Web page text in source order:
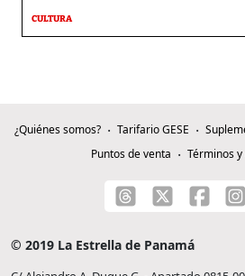
CULTURA
¿Quiénes somos? Tarifario GESE
Puntos de venta
Términos
© 2019 La Estrella de Panamá